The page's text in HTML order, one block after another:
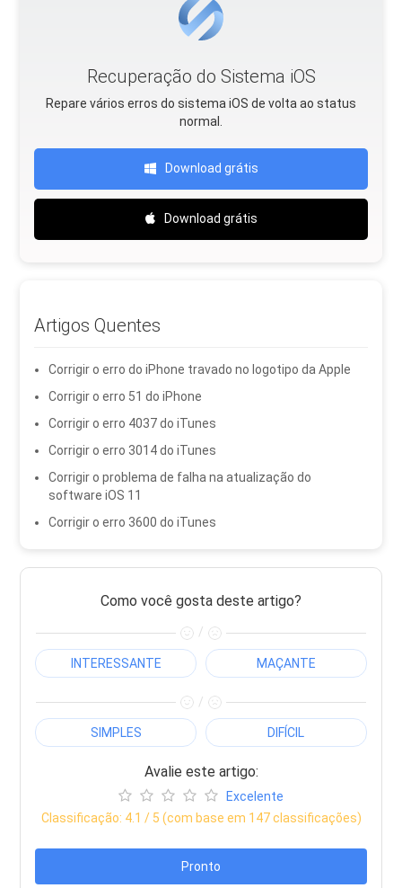
Recuperação do Sistema iOS
Repare vários erros do sistema iOS de volta ao status
normal.
Download grátis
Download grátis
Artigos Quentes
Corrigir o erro do iPhone travado no logotipo da Apple
Corrigir o erro 51 do iPhone
Corrigir o erro 4037 do iTunes
Corrigir o erro 3014 do iTunes
Corrigir o problema de falha na atualização do
software iOS 11
Corrigir o erro 3600 do iTunes
Como você gosta deste artigo?
/
INTERESSANTE MAÇANTE
/
SIMPLES DIFÍCIL
Avalie este artigo:
Excelente
Classificação: 4.1 / 5 (com base em 147classificações)
Pronto